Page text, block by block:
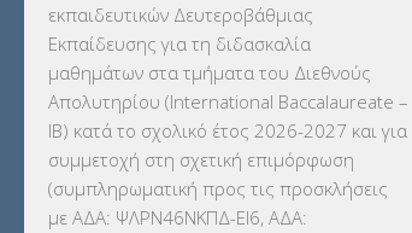
ΕΠΑΛ(366)
ΕΠΙΜΟΡΦΩΣΗ Τ.Π.Ε.(10)
ΕΥΡΩΠΑΪΚΑ ΠΡΟΓΡΑΜΜΑΤΑ(230)
ΚΕΣΥ(60)
εκπαιδευτικών Δευτεροβάθμιας
Εκπαίδευσης για τη διδασκαλία
μαθημάτων στα τμήματα του Διεθνούς
Απολυτηρίου (International Baccalaureate –
IB) κατά το σχολικό έτος 2026-2027 και για
συμμετοχή στη σχετική επιμόρφωση
(συμπληρωματική προς τις προσκλήσεις
με ΑΔΑ: ΨΛΡΝ46ΝΚΠΔ-ΕΙ6, ΑΔΑ: